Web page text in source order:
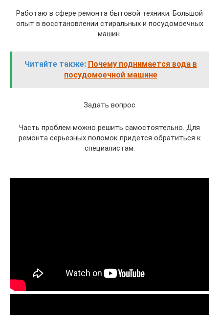
Работаю в сфере ремонта бытовой техники. Большой
опыт в восстановлении стиральных и посудомоечных
машин.
Читайте также: Почему поднимается вода в
посудомоечной машине
Задать вопрос
Часть проблем можно решить самостоятельно. Для
ремонта серьезных поломок придется обратиться к
специалистам.